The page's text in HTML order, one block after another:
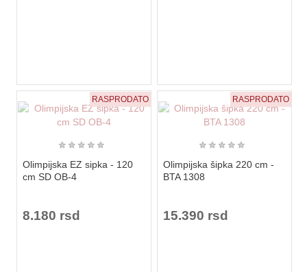
RASPRODATO
★ ★ ★ ★ ★
Olimpijska EZ sipka - 120
cm SD OB-4
8.180 rsd
RASPRODATO
★ ★ ★ ★ ★
Olimpijska šipka 220 cm -
BTA 1308
15.390 rsd